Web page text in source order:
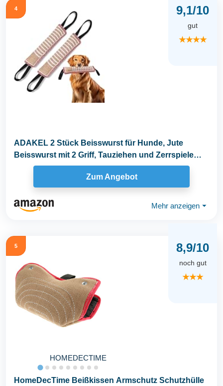
4 9,1/10
gut
★★★★
ADAKEL 2 Stück Beisswurst für Hunde, Jute
Beisswurst mit 2 Griff, Tauziehen und Zerrspiele
Zum Angebot
Mehr anzeigen ⏷
5
HOMEDECTIME
8,9/10
noch gut
★★★
HomeDecTime Beißkissen Armschutz Schutzhülle